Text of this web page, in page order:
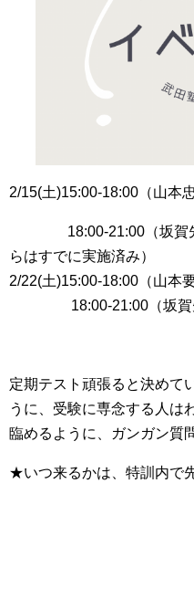
2/15(土)15:00‐18:00（山
18:00-21:00（坂賀先
らはすでに実施済み）
2/22(土)15:00-18:00（山本
18:00-21:00（坂賀先
定期テスト頑張ると決めて
うに、受験に専念する人は
臨めるように、ガンガン質
★いつ来るかは、特訓内で